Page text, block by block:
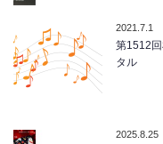
2021.7.1
第1512
タル
2025.8.25